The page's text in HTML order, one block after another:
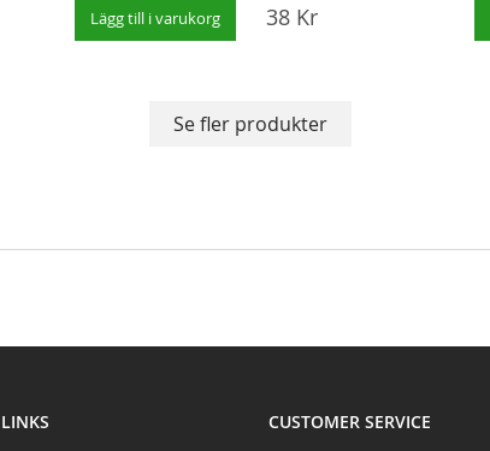
Lägg till i varukorg 38 Kr
Se fler produkter
LINKS CUSTOMER SERVICE